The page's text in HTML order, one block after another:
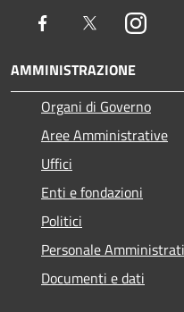
Facebook Twitter
AMMINISTRAZIONE
Organi di Governo
Aree Amministrative
Uffici
Enti e fondazioni
Politici
Personale
Documenti e dati